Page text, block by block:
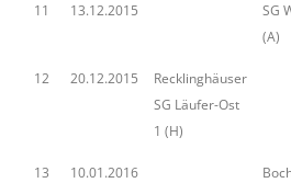
11 13.12.2015
SG
(A)
12 20.12.2015
Recklinghäuser
SG Läufer-Ost
1 (H)
13 10.01.2016